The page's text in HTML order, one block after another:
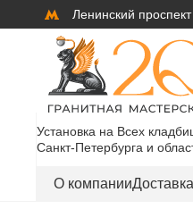
Ленинский проспект
Установка на Всех
Санкт-Петербурга и
О компанииДоставка